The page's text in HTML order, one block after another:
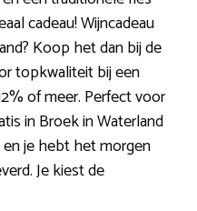
cadeau! Wijncadeau
Koop het dan bij de
topkwaliteit bij een
of meer. Perfect voor
in Broek in Waterland
je hebt het morgen
Je kiest de